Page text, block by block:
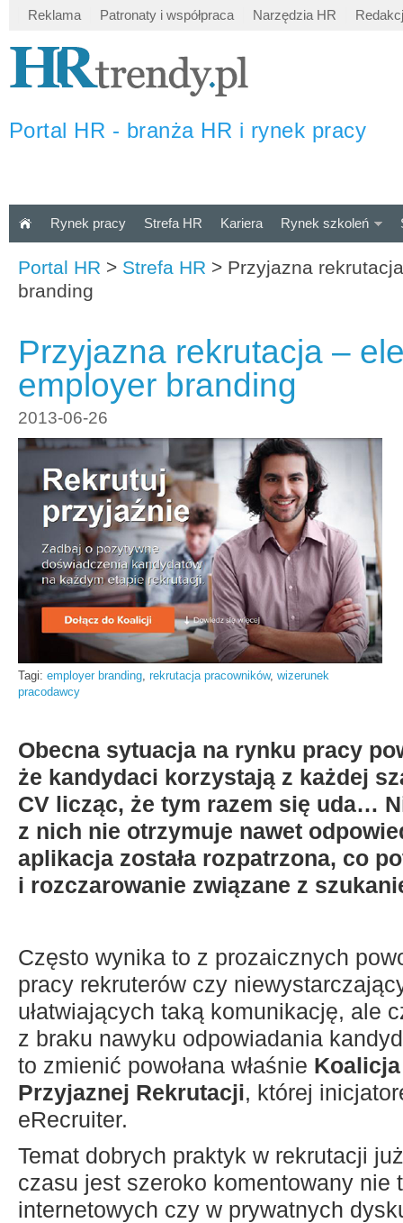
Reklama Patronaty i współpraca Narzędzia HR
Portal HR - branża HR i rynek pracy
Rynek pracy Strefa HR Kariera Rynek szkoleń
Portal HR > Strefa HR > Przyjazna
branding
Przyjazna rekrutacja –
employer branding
2013-06-26
Tagi: employer branding, rekrutacja pracowników, wizerunek
pracodawcy
Obecna sytuacja na rynku pracy
że kandydaci korzystają z każdej
CV licząc, że tym razem się uda…
z nich nie otrzymuje nawet
aplikacja została rozpatrzona, co
i rozczarowanie związane z
Często wynika to z prozaicznych
pracy rekruterów czy
ułatwiających taką komunikację, ale
z braku nawyku odpowiadania
to zmienić powołana właśnie
Przyjaznej Rekrutacji, której
eRecruiter.
Temat dobrych praktyk w rekrutacji
czasu jest szeroko komentowany nie
internetowych czy w prywatnych